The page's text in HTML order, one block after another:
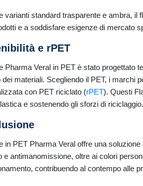
varianti standard trasparente e ambra,
e a soddisfare esigenze di mercato
e rPET
Pharma Veral in PET è stato progettato
dei materiali. Scegliendo il PET, i marchi
con PET riciclato (rPET). Questi
e sostenendo gli sforzi di riciclaggio.
in PET Pharma Veral offre una
e antimanomissione, oltre ai colori
contribuendo al contempo alle